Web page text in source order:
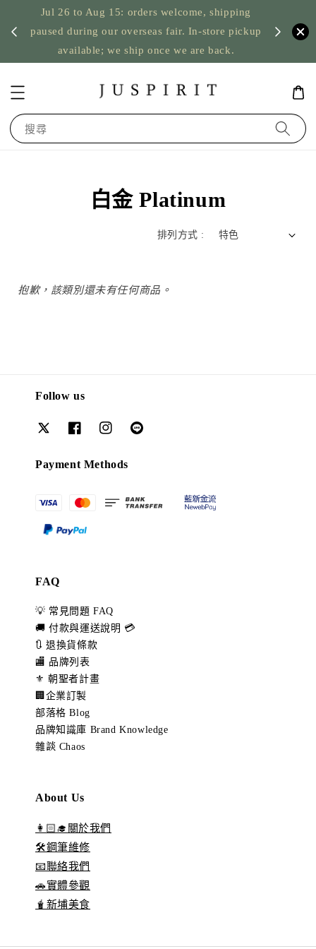
Jul 26 to Aug 15: orders welcome, shipping
paused during our overseas fair. In-store pickup
available; we ship once we are back.
US
搜尋
白金 Platinum
排列方式 :
抱歉，該類別還未有任何商品。
Follow us
Payment Methods
FAQ
💡 常見問題 FAQ
🚚 付款與運送說明 💳
🔃 退換貨條款
🏬 品牌列表
⚜️ 朝聖者計畫
🏢企業訂製
部落格 Blog
品牌知識庫 Brand Knowledge
雜談 Chaos
About Us
👩🏻‍🎓關於我們
🛠️鋼筆維修
📧聯絡我們
🚗實體參觀
🧋新埔美食